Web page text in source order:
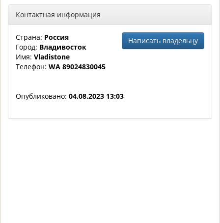
Контактная информация
Написать владельцу
Страна: Россия
Город: Владивосток
Имя: Vladistone
Телефон: WA 89024830045
Опубликовано: 04.08.2023 13:03